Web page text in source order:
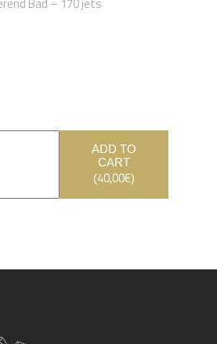
ADD TO
CART
(40,00€)